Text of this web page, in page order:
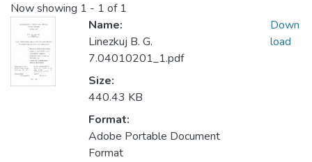
Now showing 1 - 1 of 1
Name:
Linezkuj B. G.
7.04010201_1.pdf
Size:
440.43 KB
Format:
Adobe Portable Document
Format
Down
load